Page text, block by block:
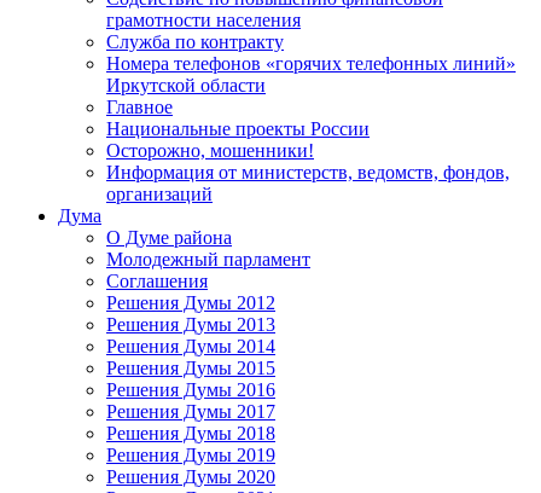
грамотности населения
Служба по контракту
Номера телефонов «горячих телефонных линий»
Иркутской области
Главное
Национальные проекты России
Осторожно, мошенники!
Информация от министерств, ведомств, фондов,
организаций
Дума
О Думе района
Молодежный парламент
Соглашения
Решения Думы 2012
Решения Думы 2013
Решения Думы 2014
Решения Думы 2015
Решения Думы 2016
Решения Думы 2017
Решения Думы 2018
Решения Думы 2019
Решения Думы 2020